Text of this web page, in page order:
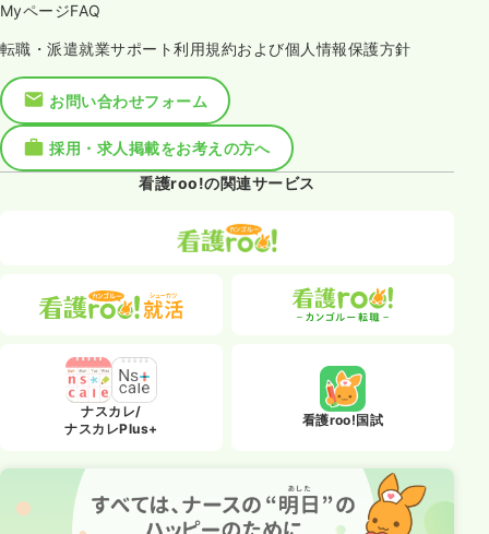
MyページFAQ
転職・派遣就業サポート利用規約および個人情報保護方針
お問い合わせフォーム
採用・求人掲載をお考えの方へ
看護roo!の関連サービス
ナスカレ/
ナスカレPlus+
看護roo!国試